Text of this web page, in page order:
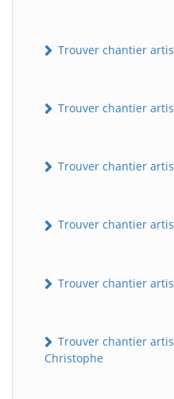
Trouver chantier
Trouver chantier
Trouver chantier
Trouver chantier
Trouver chantier
Trouver chantier
Christophe